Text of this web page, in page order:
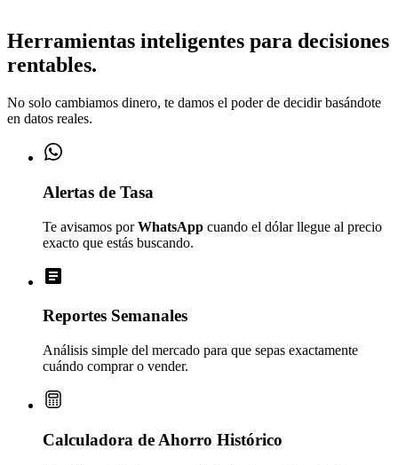
Herramientas inteligentes para decisiones
rentables.
No solo cambiamos dinero, te damos el poder de decidir basándote
en datos reales.
Alertas de Tasa
Te avisamos porWhatsApp cuando el dólar llegue al precio
exacto que estás buscando.
Reportes Semanales
Análisis simple del mercado para que sepas exactamente
cuándo comprar o vender.
Calculadora de Ahorro Histórico